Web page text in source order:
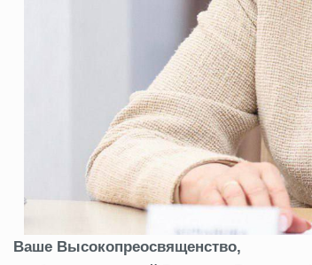
Ваше Высокопреосвященство,